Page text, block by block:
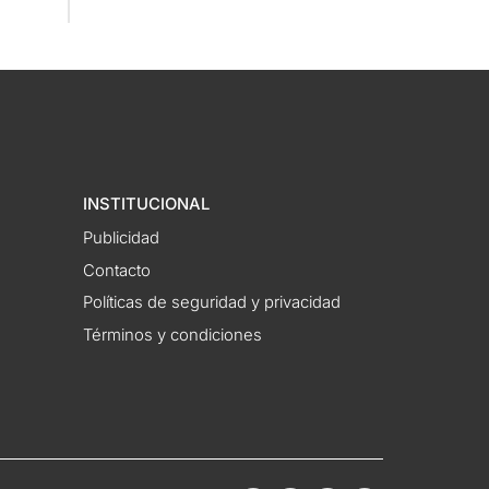
INSTITUCIONAL
Publicidad
Contacto
Políticas de seguridad y privacidad
Términos y condiciones